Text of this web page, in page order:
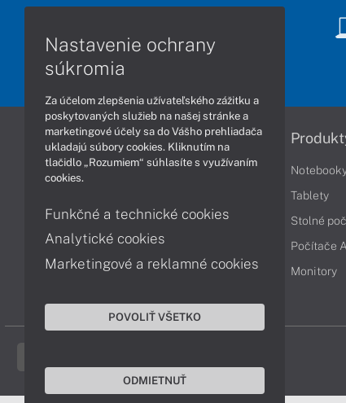
Informácie
Obchodné podmienky
Ochrana osobných údajov
Vrátenie tovaru
Vyhlásenie o prístupnosti
Tablety
Stolné
Počítače
Monitory
Nastavenie ochrany
súkromia
Za účelom zlepšenia užívateľského zážitku a
poskytovaných služieb na našej stránke a
marketingové účely sa do Vášho prehliadača
ukladajú súbory cookies. Kliknutím na
tlačidlo „Rozumiem“ súhlasíte s využívaním
cookies.
Funkčné a technické cookies
Analytické cookies
Marketingové a reklamné cookies
POVOLIŤ VŠETKO
ODMIETNUŤ